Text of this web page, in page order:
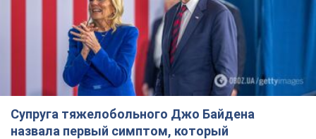
Супруга тяжелобольного Джо Байдена
назвала первый симптом, который